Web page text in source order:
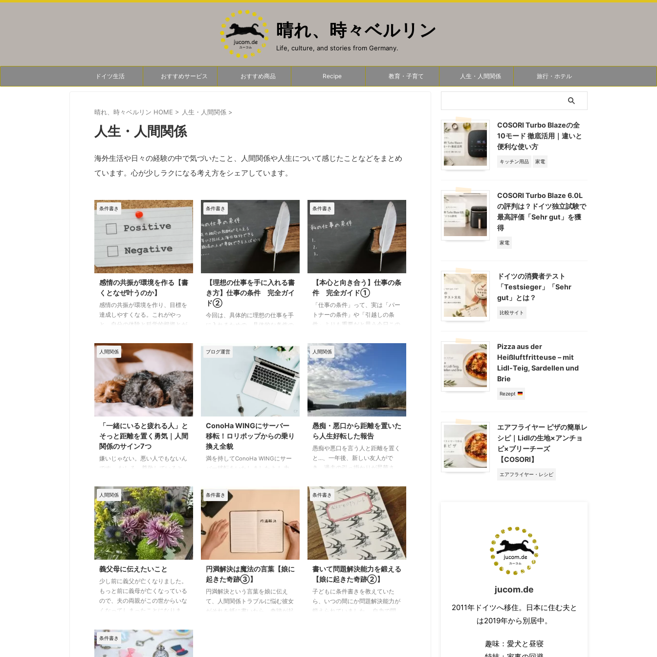
晴れ、時々ベルリン
Life, culture, and stories from Germany.
ドイツ生活 おすすめサービス おすすめ商品 Recipe 教育・子育て 人生・人間関係 旅行・ホテル
晴れ、時々ベルリン HOME > 人生・人間関係 >
人生・人間関係
海外生活や日々の経験の中で気づいたこと、人間関係や人生について感じたことなどをまとめ
ています。心が少しラクになる考え方をシェアしています。
条件書き
感情の共振が環境を作る【書
くとなぜ叶うのか】
感情の共振が環境を作り、目標を
達成しやすくなる。これがやっ
と、自分の体験と科学的根拠とが
いうちに書いておこうと思いま
す。 私は条件書きについて、自
分の経験を含めた記事をいくつか
書いており、書いて叶えたいのな
ら「愚痴を聞くな・言うな、人を
ゆるせ」と偉そうに言っておりま
す。 これは経験からして絶対だ
と思ったから書いたのですが、理
由を説明する際に、どちらかとい
うと心理学寄りで話していたんで
すね。 ですが、科学（自然科
学）の方もとても面白くて。学者
ってすごいですよね、めちゃくち
条件書き
【理想の仕事を手に入れる書
き方】仕事の条件 完全ガイ
ド②
今回は、具体的に理想の仕事を手
に入れるための、具体的な条件の
の辺は得意分野ですし、体験談も
多く寄せられているので、文字に
起こすのがとても楽しい作業でし
た。 さて、前回の【仕事の条件
① 本心と向き合う】では、以下
の点について書きました。 前回
のポイント 本心と向き合って仕
事の条件を書く 感情をリンクさ
せる おさらいしたところで、具
体的な書き方に進みましょう。
目次から「まとめ」に飛ぶと、要
点が一目でわかるようになってい
ます。 理想の仕事への第一歩 最
条件書き
【本心と向き合う】仕事の条
件 完全ガイド①
「仕事の条件」って、実は「パー
トナーの条件」や「引越しの条
件」よりも重要だと思う今日この
の条件」が叶っていたら、あとの
２つはなんとでもなりますよね？
なんなら１人でも生きていかれる
し。 というわけで、条件書きシ
リーズは「子供の学校の条件」
「引越しの条件」「パートナーの
条件」と書いてきましたが、今回
は仕事の条件書きについてまとめ
てみようと思います。 目次から
「まとめ」に飛ぶと、要点が一目
本当に望む「仕事の条件」を知る
こと おそらく、就職や転職を経
人間関係
「一緒にいると疲れる人」と
そっと距離を置く勇気｜人間
関係のサイン7つ
嫌いじゃない。悪い人でもないん
です。 むしろ、尊敬していると
あります。一緒にいたら笑い転げ
ることも。 それでも、「あ
れ？」と思う瞬間が少しずつ積み
重なっていく人。 何気なく言わ
れたひと言が、帰宅後にふと頭に
よぎり、なぜかずっと引っかか
る。 私はある時、その違和感の
正体に気づきました。 人間関係
って、どんなに冗談を言い合って
ことが前提なんじゃないか、と。
人間関係の見直し方 距離を置く
べき？人間関係・7つのチェック
ブログ運営
ConoHa WINGにサーバー
移転！ロリポップからの乗り
換え全貌
満を持してConoHa WINGにサー
バー移転をいたしましたよ！ 力
移転を決めるのにかなり勇気が要
ったからです。だって旧サーバー
のロリポップには長年お世話にな
ってきましたし、素人が自力で移
転をやり遂げられるのかという不
安もありましたから。 しかし、
移転をするいちばんの理由は、ロ
リポップのファイル数上限に達し
てしまったから。 本記事では、
ファイル数上限が引き起こした問
題、そしてConoHa WINGを選ん
だ理由、移転作業について、詳し
くお伝えします。 しかし、私の
人間関係
愚痴・悪口から距離を置いた
ら人生好転した報告
愚痴や悪口を言う人と距離を置く
と…、一年後、新しい友人がで
き、過去の引っ掛かりが昇華さ
がついたら目標にグッと近づき、
ぐるっと人生好転していました。
元を辿ると、二年前の2022年秋
に人生計画を見直したことから始
まります。 つまり、新たな目標
を立てたんです。 すると、まる
でそれを見計らったかのように大
きな課題が与えられました。 そ
れを必死でこなしているうちに、
プライベートも忙しくなり。当然
ながら人と会う時間が激減。 そ
の結果、愚痴や噂話が好きな人と
も距離を置くことになったのです
人間関係
義父母に伝えたいこと
少し前に義父が亡くなりました。
もっと前に義母が亡くなっている
ので、夫の両親がこの世からいな
くなってしまったことになりま
ている姿を見ながら、色々と考え
たことを綴ってみようと思いま
す。 私は22歳から夫とお付き合
条件書き
円満解決は魔法の言葉【娘に
起きた奇跡③】
円満解決という言葉を娘に伝え
て、人間関係トラブルに悩む彼女
がそれを紙に書いたら、奇跡が起
条件書き
書いて問題解決能力を鍛える
【娘に起きた奇跡②】
子どもに条件書きを教えていた
ら、いつの間にか問題解決能力が
鍛えられていました。 自力で問
条件書き
COSORI Turbo Blazeの全
10モード 徹底活用｜違いと
便利な使い方
キッチン用品 家電
COSORI Turbo Blaze 6.0L
の評判は？ドイツ独立試験で
最高評価「Sehr gut」を獲
得
家電
ドイツの消費者テスト
「Testsieger」「Sehr
gut」とは？
比較サイト
Pizza aus der
Heißluftfritteuse – mit
Lidl-Teig, Sardellen und
Brie
Rezept
エアフライヤー ピザの簡単レ
シピ｜Lidlの生地×アンチョ
ビ×ブリーチーズ
【COSORI】
エアフライヤー・レシピ
jucom.de
2011年ドイツへ移住。日本に住む夫と
は2019年から別居中。
趣味：愛犬と昼寝